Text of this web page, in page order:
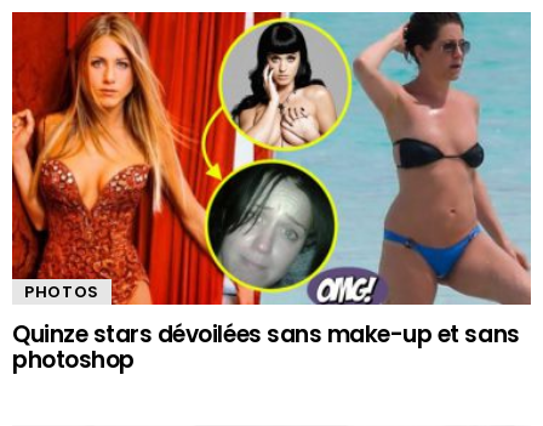
PHOTOS
Quinze stars dévoilées sans make-up et sans
photoshop